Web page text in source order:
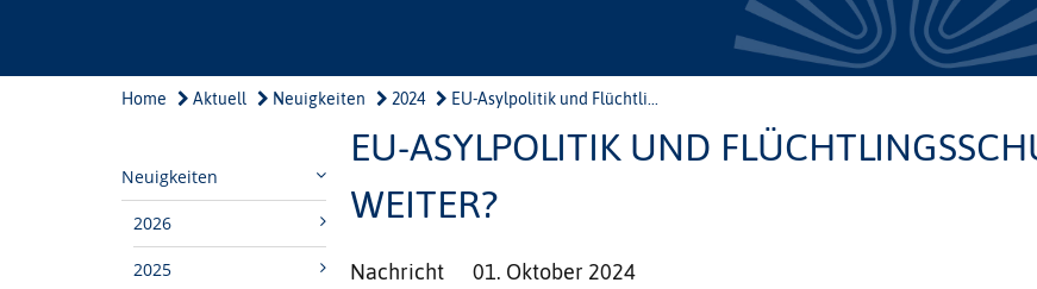
Home Aktuell Neuigkeiten 2024 EU-Asylpolitik und Flüchtli...
Neuigkeiten
2026
2025
EU-ASYLPOLITIK UND
WEITER?
Nachricht 01. Oktober 2024